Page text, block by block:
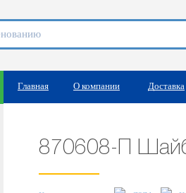
Главная О компании Доставка
870608-П